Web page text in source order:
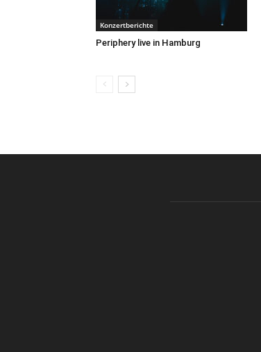
Konzertberichte
Periphery live in Hamburg